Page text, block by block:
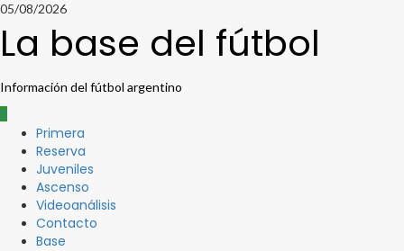
Saltar
contenido
05/08/2026
La base del fútbol
Información del fútbol argentino
Menú
principal
Primera
Reserva
Juveniles
Ascenso
Videoanálisis
Contacto
Base